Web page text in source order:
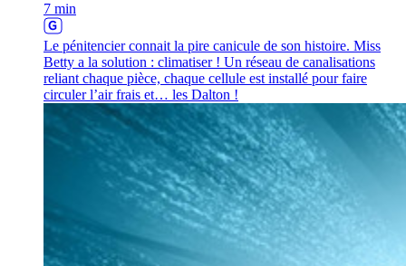
7 min
Le pénitencier connait la pire canicule de son histoire. Miss
Betty a la solution : climatiser ! Un réseau de canalisations
reliant chaque pièce, chaque cellule est installé pour faire
circuler l’air frais et… les Dalton !